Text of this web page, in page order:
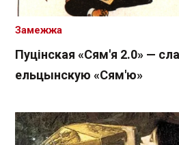
Пуцінская «Сям'я 2.0» —
ельцынскую «Сям'ю»
Замежжа